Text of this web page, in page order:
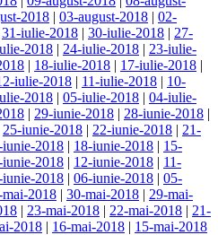
2018 | 03-august-2018 | 02-
31-iulie-2018 | 30-iulie-2018 | 27-
2018 | 24-iulie-2018 | 23-iulie-
| 18-iulie-2018 | 17-iulie-2018 |
iulie-2018 | 11-iulie-2018 | 10-
2018 | 05-iulie-2018 | 04-iulie-
| 29-iunie-2018 | 28-iunie-2018 |
25-iunie-2018 | 22-iunie-2018 | 21-
iunie-2018 | 18-iunie-2018 | 15-
iunie-2018 | 12-iunie-2018 | 11-
iunie-2018 | 06-iunie-2018 | 05-
2018 | 30-mai-2018 | 29-mai-
| 23-mai-2018 | 22-mai-2018 | 21-
2018 | 16-mai-2018 | 15-mai-2018